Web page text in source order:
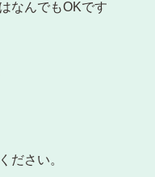
なんでもOKです
ださい。